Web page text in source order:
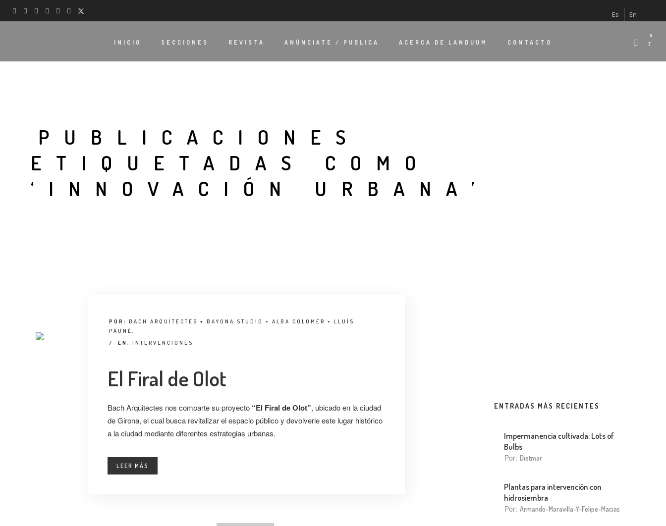
Es En
INICIO SECCIONES REVISTA ANÚNCIATE / PUBLICA ACERCA DE LANDUUM CONTACTO
0
PUBLICACIONES
ETIQUETADAS COMO
‘INNOVACIÓN URBANA’
POR: BACH ARQUITECTES + BAYONA STUDIO + ALBA COLOMER + LLUÍS
PAUNÉ,
/
EN: INTERVENCIONES
El Firal de Olot
Bach Arquitectes nos comparte su proyecto “El Firal de Olot”, ubicado en la ciudad
de Girona, el cual busca revitalizar el espacio público y devolverle este lugar histórico
a la ciudad mediante diferentes estrategias urbanas.
LEER MÁS
ENTRADAS MÁS RECIENTES
Impermanencia cultivada: Lots of
Bulbs
Por: Dietmar
Plantas para intervención con
hidrosiembra
Por: Armando-Maravilla-Y-Felipe-Macias